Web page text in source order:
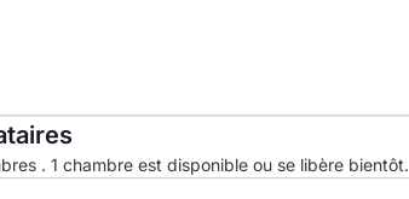
. 1 chambre est disponible ou se libère bientôt.